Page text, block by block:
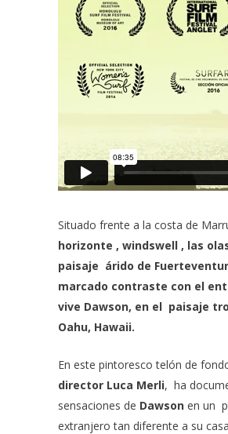
Situado frente a la costa de
horizonte , windswell , las
paisaje árido de
marcado contraste con el
vive Dawson, en el paisaje
Oahu, Hawaii.
En este pintoresco telón de
director Luca Merli, ha
sensaciones de Dawson en un
extranjero tan diferente a su